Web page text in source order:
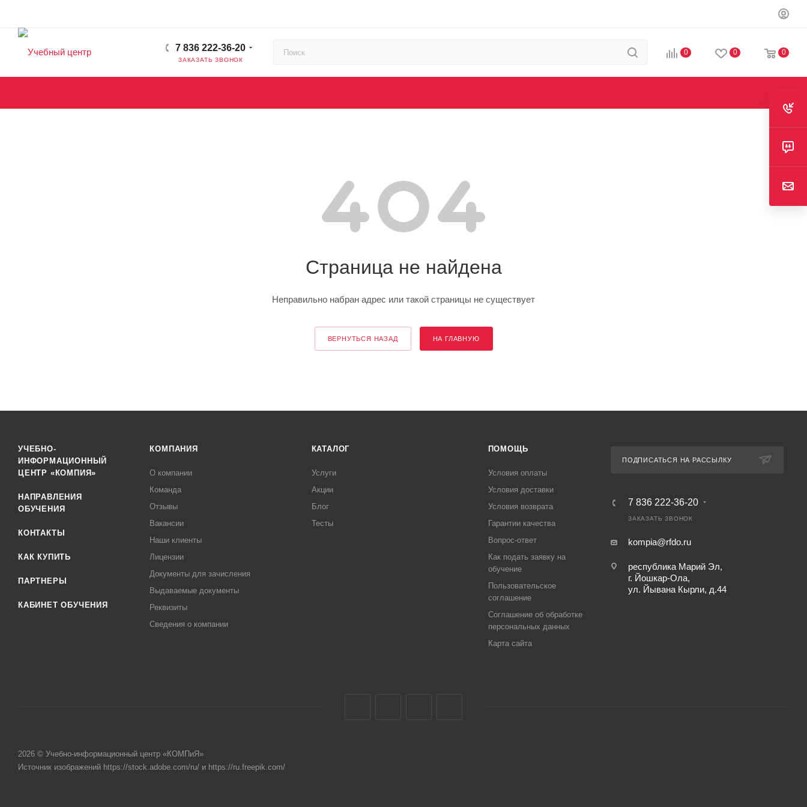
7 836 222-36-20
ЗАКАЗАТЬ ЗВОНОК
0 0 0
Страница не найдена
Неправильно набран адрес или такой страницы не существует
ВЕРНУТЬСЯ НАЗАД НА ГЛАВНУЮ
УЧЕБНО-
ИНФОРМАЦИОННЫЙ
ЦЕНТР «КОМПИЯ»
НАПРАВЛЕНИЯ
ОБУЧЕНИЯ
КОНТАКТЫ
КАК КУПИТЬ
ПАРТНЕРЫ
КАБИНЕТ ОБУЧЕНИЯ
КОМПАНИЯ
О компании
Команда
Отзывы
Вакансии
Наши клиенты
Лицензии
Документы для зачисления
Выдаваемые документы
Реквизиты
Сведения о компании
КАТАЛОГ
Услуги
Акции
Блог
Тесты
ПОМОЩЬ
Условия оплаты
Условия доставки
Условия возврата
Гарантии качества
Вопрос-ответ
Как подать заявку на
обучение
Пользовательское
соглашение
Соглашение об обработке
персональных данных
Карта сайта
ПОДПИСАТЬСЯ НА РАССЫЛКУ
7 836 222-36-20
ЗАКАЗАТЬ ЗВОНОК
kompia@rfdo.ru
республика Марий Эл,
г. Йошкар-Ола,
ул. Йывана Кырли, д.44
2026 © Учебно-информационный центр «КОМПиЯ»
Источник изображений https://stock.adobe.com/ru/ и https://ru.freepik.com/